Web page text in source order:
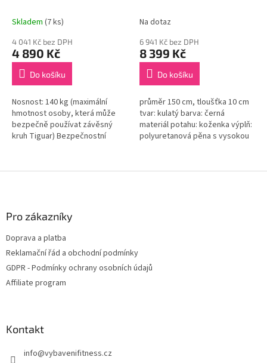
Skladem (7 ks)
4 041 Kč bez DPH
4 890 Kč
Do košíku
Nosnost: 140 kg (maximální
hmotnost osoby, která může
bezpečně používat závěsný
kruh Tiguar) Bezpečnostní
Na dotaz
6 941 Kč bez DPH
8 399 Kč
Do košíku
průměr 150 cm, tloušťka 10 cm
tvar: kulatý barva: černá
materiál potahu: koženka výplň:
polyuretanová pěna s vysokou
Pro zákazníky
Doprava a platba
Reklamační řád a obchodní podmínky
GDPR - Podmínky ochrany osobních údajů
Affiliate program
Kontakt
info@vybavenifitness.cz